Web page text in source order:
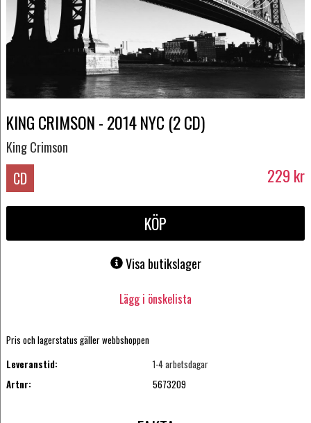
KING CRIMSON - 2014 NYC (2 CD)
King Crimson
CD 229 kr
KÖP
Visa butikslager
Lägg i önskelista
Pris och lagerstatus gäller webbshoppen
Leveranstid:
1-4 arbetsdagar
Artnr:
5673209